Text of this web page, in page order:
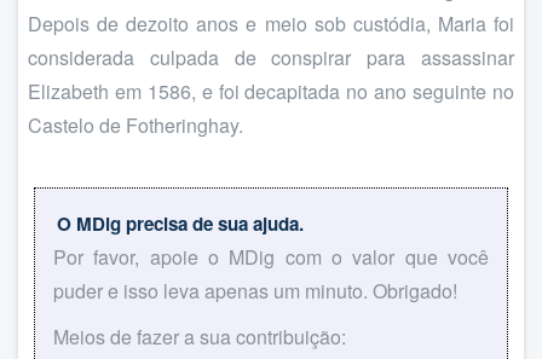
Depois de dezoito anos e meio sob custódia, Maria foi
considerada culpada de conspirar para assassinar
Elizabeth em 1586, e foi decapitada no ano seguinte no
Castelo de Fotheringhay.
O MDig precisa de sua ajuda.
Por favor, apoie o MDig com o valor que você
puder e isso leva apenas um minuto. Obrigado!
Meios de fazer a sua contribuição: